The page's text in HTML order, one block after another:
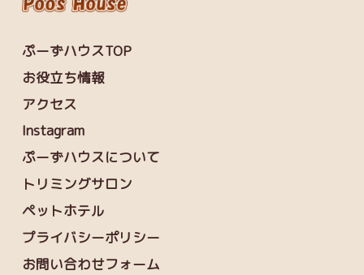
ぷーずハウスTOP
お役立ち情報
アクセス
Instagram
ぷーずハウスについて
トリミングサロン
ペットホテル
プライバシーポリシー
お問い合わせフォーム